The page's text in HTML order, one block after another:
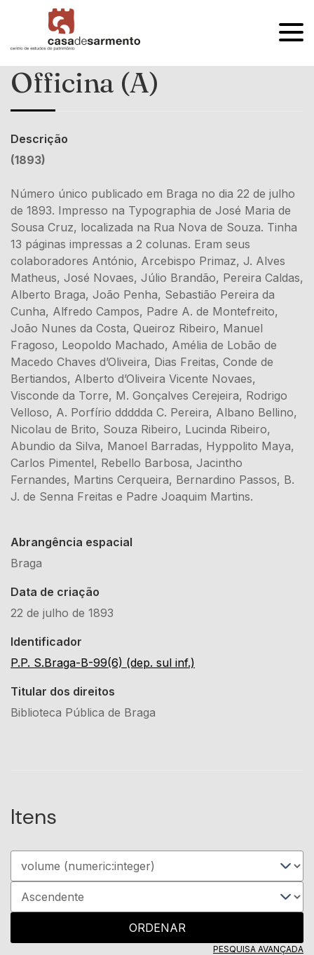
OPEN
Officina (A)
Descrição
(1893)
Número único publicado em Braga no dia 22 de julho
de 1893. Impresso na Typographia de José Maria de
Sousa Cruz, localizada na Rua Nova de Souza. Tinha
13 páginas impressas a 2 colunas. Eram seus
colaboradores António, Arcebispo Primaz, J. Alves
Matheus, José Novaes, Júlio Brandão, Pereira Caldas,
Alberto Braga, João Penha, Sebastião Pereira da
Cunha, Alfredo Campos, Padre A. de Montefreito,
João Nunes da Costa, Queiroz Ribeiro, Manuel
Fragoso, Leopoldo Machado, Amélia de Lobão de
Macedo Chaves d’Oliveira, Dias Freitas, Conde de
Bertiandos, Alberto d’Oliveira Vicente Novaes,
Visconde da Torre, M. Gonçalves Cerejeira, Rodrigo
Velloso, A. Porfírio ddddda C. Pereira, Albano Bellino,
Nicolau de Brito, Souza Ribeiro, Lucinda Ribeiro,
Abundio da Silva, Manoel Barradas, Hyppolito Maya,
Carlos Pimentel, Rebello Barbosa, Jacintho
Fernandes, Martins Cerqueira, Bernardino Passos, B.
J. de Senna Freitas e Padre Joaquim Martins.
Abrangência espacial
Braga
Data de criação
22 de julho de 1893
Identificador
P.P. S.Braga-B-99(6) (dep. sul inf.)
Titular dos direitos
Biblioteca Pública de Braga
Itens
ORDENAR
PESQUISA AVANÇADA